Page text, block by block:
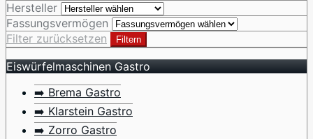
Hersteller
Fassungsvermögen
Filter zurücksetzen
Filtern
Eiswürfelmaschinen Gastro
➡️ Brema Gastro
➡️ Klarstein Gastro
➡️ Zorro Gastro